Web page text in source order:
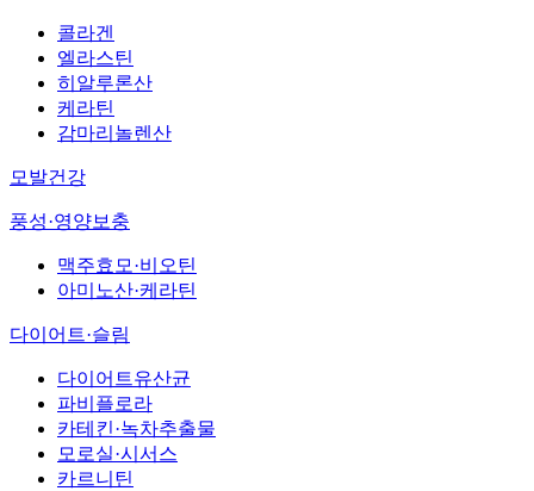
콜라겐
엘라스틴
히알루론산
케라틴
감마리놀렌산
모발건강
풍성·영양보충
맥주효모·비오틴
아미노산·케라틴
다이어트·슬림
다이어트유산균
파비플로라
카테킨·녹차추출물
모로실·시서스
카르니틴